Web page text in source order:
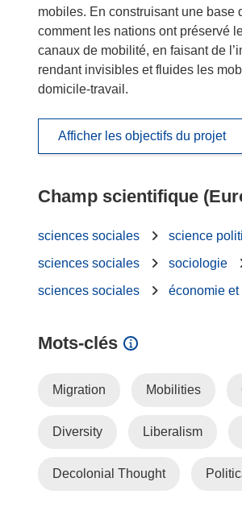
mobiles. En construisant une base
comment les nations ont préservé
canaux de mobilité, en faisant de
rendant invisibles et fluides les
domicile-travail.
Afficher les objectifs du projet
Champ scientifique
sciences sociales science
sciences sociales
sociologie
sciences sociales
économie et
Mots‑clés
Migration Mobilities
Diversity Liberalism
Decolonial Thought